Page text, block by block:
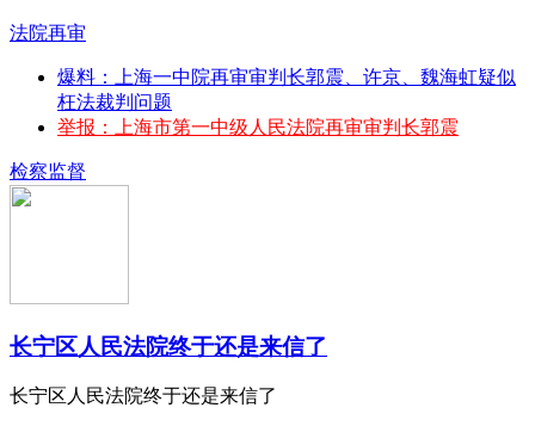
法院再审
爆料：上海一中院再审审判长郭震、许京、魏海虹疑似
枉法裁判问题
举报：上海市第一中级人民法院再审审判长郭震
检察监督
长宁区人民法院终于还是来信了
长宁区人民法院终于还是来信了